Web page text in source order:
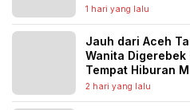
1 hari yang lalu
Jauh dari Aceh
Wanita Digerebek
Tempat Hiburan
Diburu
2 hari yang lalu